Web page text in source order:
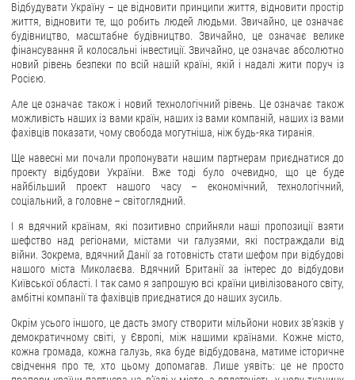
Відбудувати Україну – це відновити принципи життя, відновити простір
життя, відновити те, що робить людей людьми. Звичайно, це означає
будівництво, масштабне будівництво. Звичайно, це означає велике
фінансування й колосальні інвестиції. Звичайно, це означає абсолютно
новий рівень безпеки по всій нашій країні, якій і надалі жити поруч із
Росією.
Але це означає також і новий технологічний рівень. Це означає також
можливість наших із вами країн, наших із вами компаній, наших із вами
фахівців показати, чому свобода могутніша, ніж будь-яка тиранія.
Ще навесні ми почали пропонувати нашим партнерам приєднатися до
проекту відбудови України. Вже тоді було очевидно, що це буде
найбільший проект нашого часу – економічний, технологічний,
соціальний, а головне – світоглядний.
І я вдячний країнам, які позитивно сприйняли наші пропозиції взяти
шефство над регіонами, містами чи галузями, які постраждали від
війни. Зокрема, вдячний Данії за готовність стати шефом при відбудові
нашого міста Миколаєва. Вдячний Британії за інтерес до відбудови
Київської області. І так само я запрошую всі країни цивілізованого світу,
амбітні компанії та фахівців приєднатися до наших зусиль.
Окрім усього іншого, це дасть змогу створити мільйони нових звʼязків у
демократичному світі, у Європі, між нашими країнами. Кожне місто,
кожна громада, кожна галузь, яка буде відбудована, матиме історичне
свідчення про те, хто цьому допомагав. Лише уявіть: це не просто